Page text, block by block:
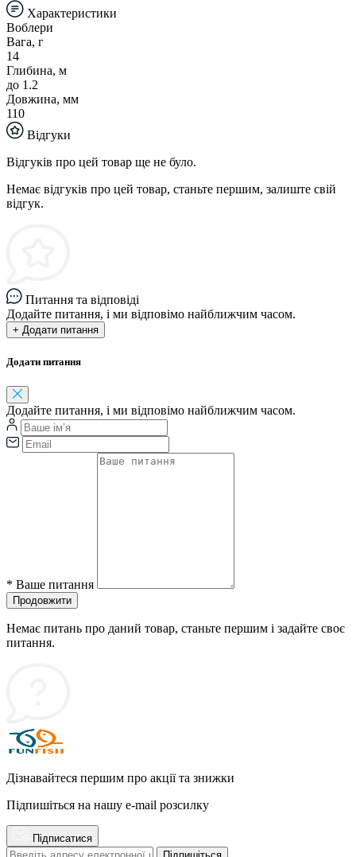
Характеристики
Воблери
Вага, г
14
Глибина, м
до 1.2
Довжина, мм
110
Відгуки
Відгуків про цей товар ще не було.
Немає відгуків про цей товар, станьте першим, залиште свій
відгук.
Питання та відповіді
Додайте питання, і ми відповімо найближчим часом.
+ Додати питання
Додати питання
Додайте питання, і ми відповімо найближчим часом.
* Ваше питання
Продовжити
Немає питань про даний товар, станьте першим і задайте своє
питання.
Дізнавайтеся першим про акції та знижки
Підпишіться на нашу e-mail розсилку
Підписатися